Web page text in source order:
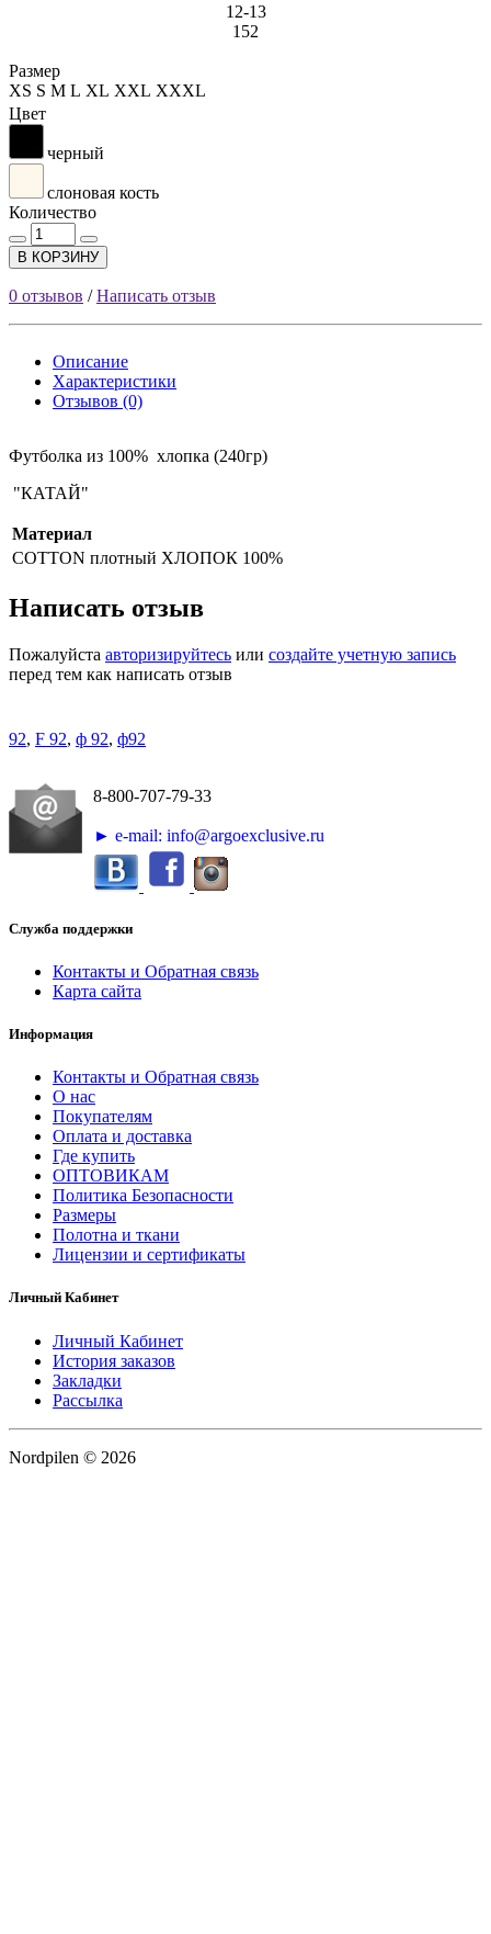
12-13
152
Размер
XS S M L XL XXL XXXL
Цвет
черный
слоновая кость
Количество
В КОРЗИНУ
0 отзывов /Написать отзыв
Описание
Характеристики
Отзывов (0)
Футболка из 100% хлопка (240гр)
"КАТАЙ"
Материал
COTTON плотный ХЛОПОК 100%
Написать отзыв
Пожалуйста авторизируйтесь или создайте учетную запись
перед тем как написать отзыв
92, F 92, ф 92, ф92
8-800-707-79-33
► e-mail: info@argoexclusive.ru
Служба поддержки
Контакты и Обратная связь
Карта сайта
Информация
Контакты и Обратная связь
О нас
Покупателям
Оплата и доставка
Где купить
ОПТОВИКАМ
Политика Безопасности
Размеры
Полотна и ткани
Лицензии и сертификаты
Личный Кабинет
Личный Кабинет
История заказов
Закладки
Рассылка
Nordpilen © 2026